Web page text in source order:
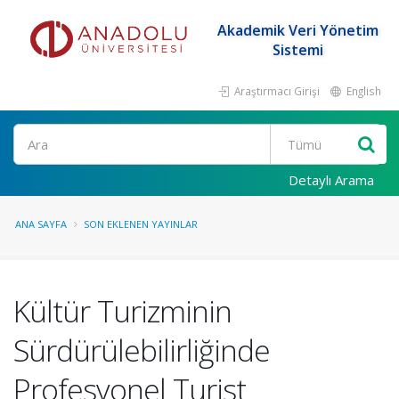
Akademik Veri Yönetim
Sistemi
Araştırmacı Girişi English
Ara
Detaylı Arama
ANA SAYFA SON EKLENEN YAYINLAR
Kültür Turizminin
Sürdürülebilirliğinde
Profesyonel Turist